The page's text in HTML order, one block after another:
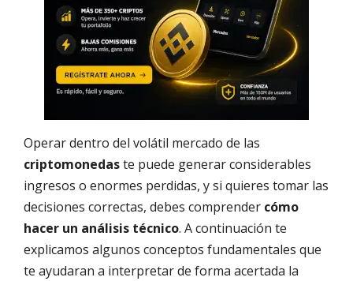
Operar dentro del volátil mercado de las
criptomonedaste puede generar considerables
ingresos o enormes perdidas, y si quieres tomar las
decisiones correctas, debes comprender cómo
hacer un análisis técnico. A continuación te
explicamos algunos conceptos fundamentales que
te ayudaran a interpretar de forma acertada la